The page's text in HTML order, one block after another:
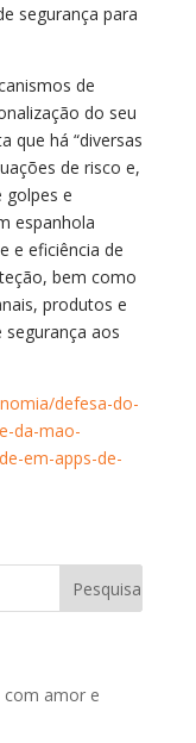
segurança para
de
do seu
que há “diversas
de risco e,
golpes e
espanhola
e eficiência de
bem como
produtos e
aos
defesa-do-
da-mao-
em-apps-de-
com amor e